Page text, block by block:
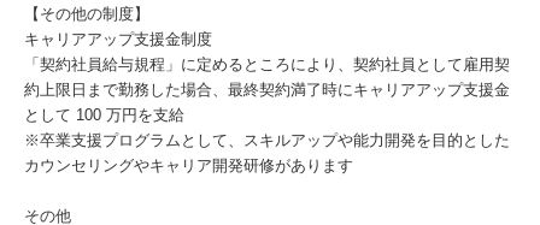
【その他の制度】
キャリアアップ支援金制度
「契約社員給与規程」に定めるところにより、契約社員として雇用契
約上限日まで勤務した場合、最終契約満了時にキャリアアップ支援金
として 100 万円を支給
※卒業支援プログラムとして、スキルアップや能力開発を目的とした
カウンセリングやキャリア開発研修があります
その他